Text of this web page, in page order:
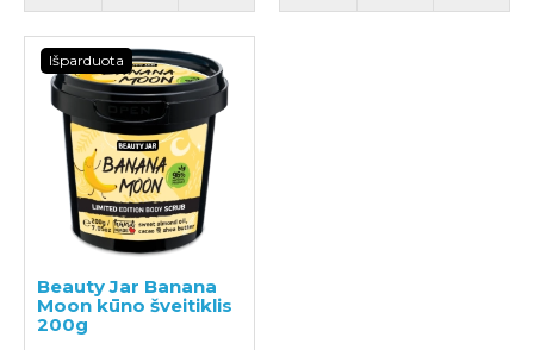
Išparduota
Beauty Jar Banana
Moon kūno šveitiklis
200g